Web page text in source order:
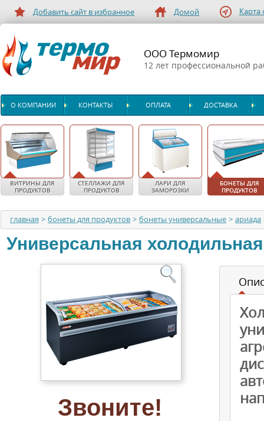
Добавить сайт в избранное Домой Карта
ООО Термомир
12 лет профессиональной
О КОМПАНИИ КОНТАКТЫ ОПЛАТА ДОСТАВКА
ВИТРИНЫ ДЛЯ
ПРОДУКТОВ
СТЕЛЛАЖИ ДЛЯ
ПРОДУКТОВ
ЛАРИ ДЛЯ
ЗАМОРОЗКИ
БОНЕТЫ ДЛЯ
ПРОДУКТОВ
главная > бонеты для продуктов > бонеты универсальные > ариада
Универсальная
Звоните!